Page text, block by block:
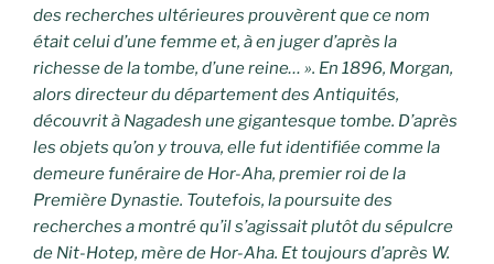
des recherches ultérieures prouvèrent que ce nom
était celui d’une femme et, à en juger d’après la
richesse de la tombe, d’une reine… ». En 1896, Morgan,
alors directeur du département des Antiquités,
découvrit à Nagadesh une gigantesque tombe. D’après
les objets qu’on y trouva, elle fut identifiée comme la
demeure funéraire de Hor-Aha, premier roi de la
Première Dynastie. Toutefois, la poursuite des
recherches a montré qu’il s’agissait plutôt du sépulcre
de Nit-Hotep, mère de Hor-Aha. Et toujours d’après W.